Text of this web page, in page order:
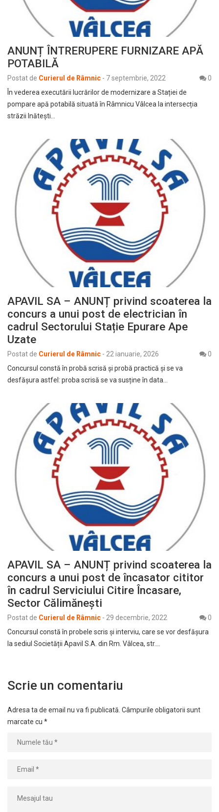
ANUNȚ ÎNTRERUPERE FURNIZARE APĂ
POTABILĂ
Postat de Curierul de Râmnic - 7 septembrie, 2022
0
În vederea executării lucrărilor de modernizare a Stației de
pompare apă potabilă situată în Râmnicu Vâlcea la intersecția
străzii Inătești…
APAVIL SA – ANUNȚ privind scoaterea la
concurs a unui post de electrician în
cadrul Sectorului Stație Epurare Ape
Uzate
Postat de Curierul de Râmnic - 22 ianuarie, 2026
0
Concursul constă în probă scrisă și probă practică și se va
desfășura astfel: proba scrisă se va susține în data…
APAVIL SA – ANUNȚ privind scoaterea la
concurs a unui post de încasator cititor
în cadrul Serviciului Citire Încasare,
Sector Călimănești
Postat de Curierul de Râmnic - 29 decembrie, 2022
0
Concursul constă în probele scris şi interviu, care se vor desfășura
la sediul Societății Apavil S.A. din Rm. Vâlcea, str.…
Scrie un comentariu
Adresa ta de email nu va fi publicată. Câmpurile obligatorii sunt
marcate cu *